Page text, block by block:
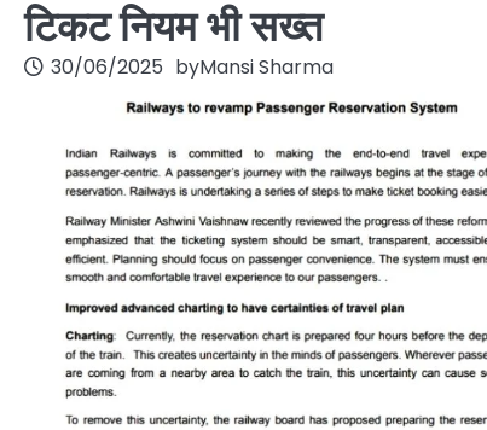
टिकट नियम भी सख्त
30/06/2025 byMansi Sharma